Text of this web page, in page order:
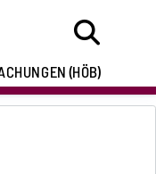
(HÖB)